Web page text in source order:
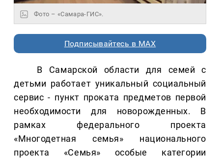
Фото – «Самара-ГИС».
Подписывайтесь в MAX
В Самарской области для семей с
детьми работает уникальный социальный
сервис - пункт проката предметов первой
необходимости для новорожденных. В
рамках федерального проекта
«Многодетная семья» национального
проекта «Семья» особые категории